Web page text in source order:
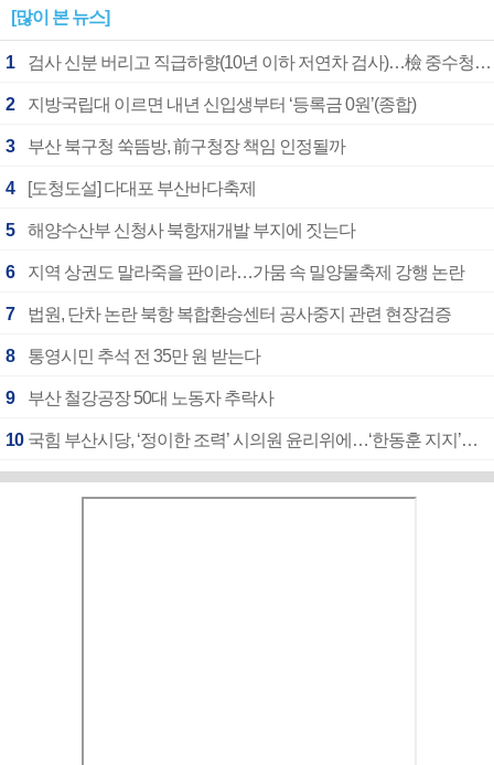
[많이 본 뉴스]
1 검사 신분 버리고 직급하향(10년 이하 저연차 검사)…檢 중수청행 기피
2 지방국립대 이르면 내년 신입생부터 ‘등록금 0원’(종합)
3 부산 북구청 쑥뜸방, 前구청장 책임 인정될까
4 [도청도설] 다대포 부산바다축제
5 해양수산부 신청사 북항재개발 부지에 짓는다
6 지역 상권도 말라죽을 판이라…가뭄 속 밀양물축제 강행 논란
7 법원, 단차 논란 북항 복합환승센터 공사중지 관련 현장검증
8 통영시민 추석 전 35만 원 받는다
9 부산 철강공장 50대 노동자 추락사
10 국힘 부산시당, ‘정이한 조력’ 시의원 윤리위에…‘한동훈 지지’도 신고접수